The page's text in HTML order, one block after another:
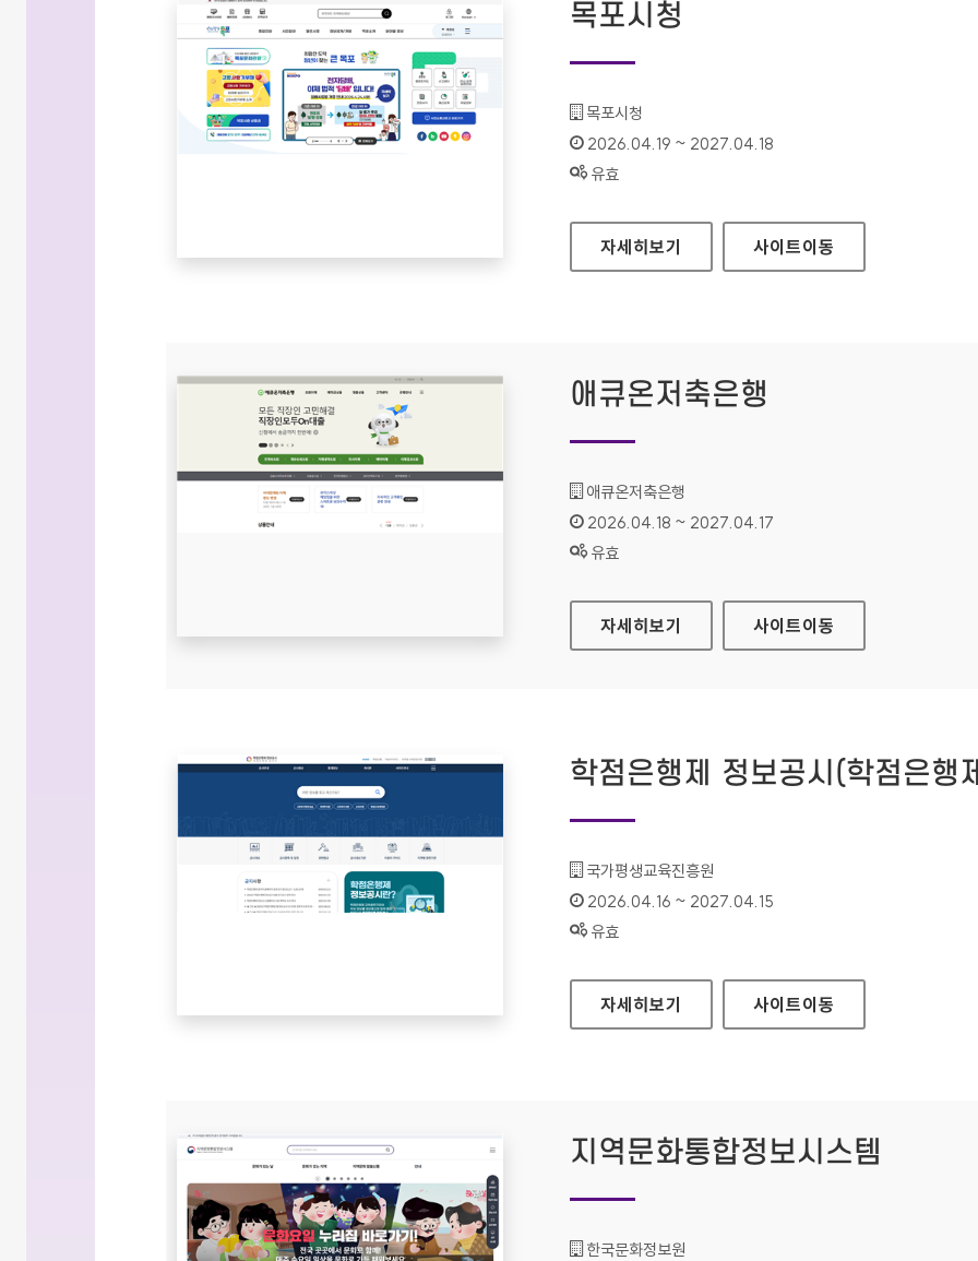
목포시청
기관명 :
목포시청
인증기간 :
2026.04.19 ~ 2027.04.18
상태 :
유효
목포시청
자세히보기 사이트이동
애큐온저축은행
기관명 :
애큐온저축은행
인증기간 :
2026.04.18 ~ 2027.04.17
상태 :
유효
애큐온저축은행
자세히보기 사이트이동
학점은행제 정보공시(학점은행
기관명 :
국가평생교육진흥원
인증기간 :
2026.04.16 ~ 2027.04.15
상태 :
유효
학점은행제 정보공시(학점은행제 알리미)
자세히보기 사이트이동
지역문화통합정보시스템
기관명 :
한국문화정보원